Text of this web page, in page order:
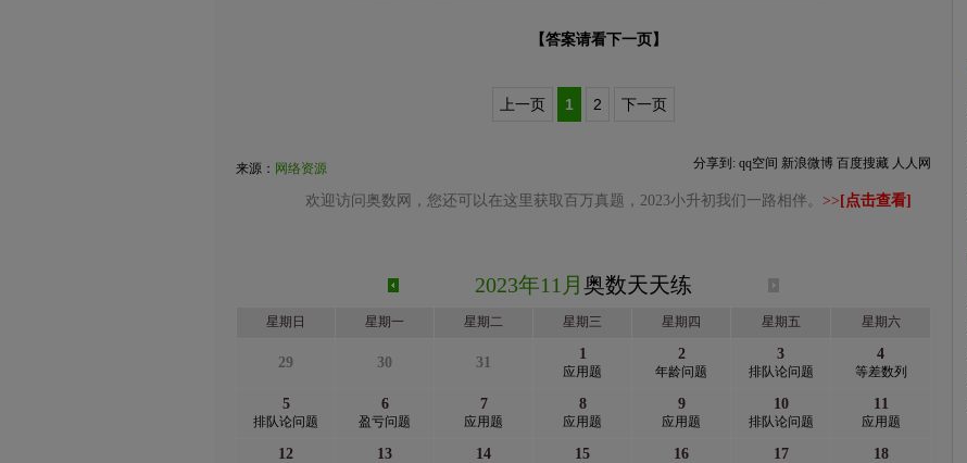
【答案请看下一页】
上一页 1 2 下一页
来源： 网络资源 分享到: qq空间 新浪微博 百度搜藏 人人网
欢迎访问奥数网，您还可以在这里获取百万真题，2023小升初我们一路相伴。 >> [点击查看]
2023年11月 奥数天天练
星期日 星期一 星期二 星期三 星期四 星期五 星期六
29 30 31
1
应用题
2
年龄问题
3
排队论问题
4
等差数列
5
排队论问题
6
盈亏问题
7
应用题
8
应用题
9
应用题
10
排队论问题
11
应用题
12 13 14 15 16 17 18